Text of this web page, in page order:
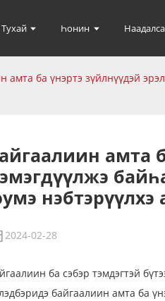
Һонин
амта ба үнэртэ зүйлнүүдэй
амта
2024-02-28
ба сэбэр тэмдэгтэй
байгаалиин амта ба